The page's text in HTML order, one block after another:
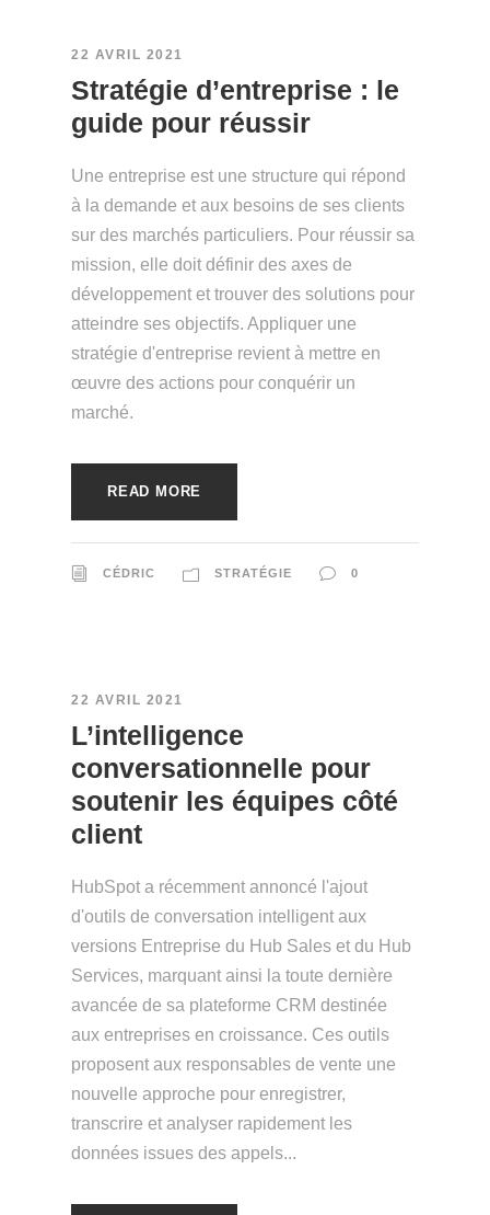
22 AVRIL 2021
Stratégie d’entreprise : le
guide pour réussir
Une entreprise est une structure qui répond
à la demande et aux besoins de ses clients
sur des marchés particuliers. Pour réussir sa
mission, elle doit définir des axes de
développement et trouver des solutions pour
atteindre ses objectifs. Appliquer une
stratégie d'entreprise revient à mettre en
œuvre des actions pour conquérir un
marché.
READ MORE
CÉDRIC STRATÉGIE 0
22 AVRIL 2021
L’intelligence
conversationnelle pour
soutenir les équipes côté
client
HubSpot a récemment annoncé l'ajout
d'outils de conversation intelligent aux
versions Entreprise du Hub Sales et du Hub
Services, marquant ainsi la toute dernière
avancée de sa plateforme CRM destinée
aux entreprises en croissance. Ces outils
proposent aux responsables de vente une
nouvelle approche pour enregistrer,
transcrire et analyser rapidement les
données issues des appels...